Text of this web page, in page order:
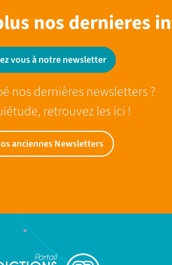
nos dernieres
vous à notre newsletter
nos dernières newsletters ?
retrouvez les ici !
anciennes Newsletters